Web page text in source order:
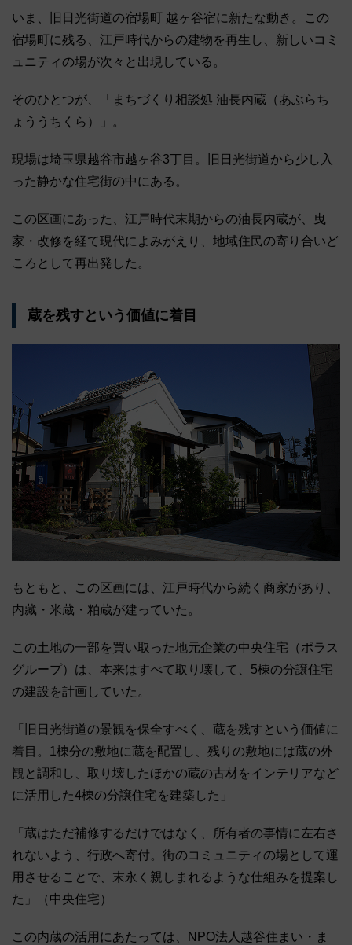
いま、旧日光街道の宿場町 越ヶ谷宿に新たな動き。この
宿場町に残る、江戸時代からの建物を再生し、新しいコミ
ュニティの場が次々と出現している。
そのひとつが、「まちづくり相談処 油長内蔵（あぶらち
ょううちくら）」。
現場は埼玉県越谷市越ヶ谷3丁目。旧日光街道から少し入
った静かな住宅街の中にある。
この区画にあった、江戸時代末期からの油長内蔵が、曳
家・改修を経て現代によみがえり、地域住民の寄り合いど
ころとして再出発した。
蔵を残すという価値に着目
もともと、この区画には、江戸時代から続く商家があり、
内藏・米蔵・粕蔵が建っていた。
この土地の一部を買い取った地元企業の中央住宅（ポラス
グループ）は、本来はすべて取り壊して、5棟の分譲住宅
の建設を計画していた。
「旧日光街道の景観を保全すべく、蔵を残すという価値に
着目。1棟分の敷地に蔵を配置し、残りの敷地には蔵の外
観と調和し、取り壊したほかの蔵の古材をインテリアなど
に活用した4棟の分譲住宅を建築した」
「蔵はただ補修するだけではなく、所有者の事情に左右さ
れないよう、行政へ寄付。街のコミュニティの場として運
用させることで、末永く親しまれるような仕組みを提案し
た」（中央住宅）
この内蔵の活用にあたっては、NPO法人越谷住まい・ま